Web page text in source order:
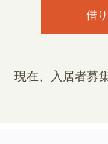
借
現在、入居者募